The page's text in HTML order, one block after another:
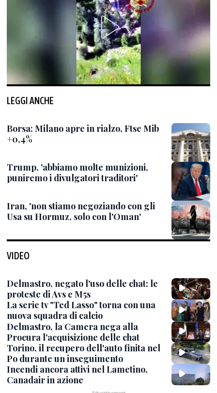
LEGGI ANCHE
Borsa: Milano apre in rialzo, Ftse Mib
+0,4%
Trump, 'abbiamo molte munizioni,
puniremo i divulgatori traditori'
Iran, 'non stiamo negoziando con gli
Usa su Hormuz, solo con l'Oman'
VIDEO
Delmastro, negato l'uso delle chat: le
proteste di Avs e M5s
La serie tv "Ted Lasso" torna con una
nuova squadra di calcio
Delmastro, la Camera nega alla
Procura l'acquisizione delle chat
Torino, il recupero dell'auto finita nel
Po durante un inseguimento
Incendi ancora attivi nel Lametino,
Canadair in azione